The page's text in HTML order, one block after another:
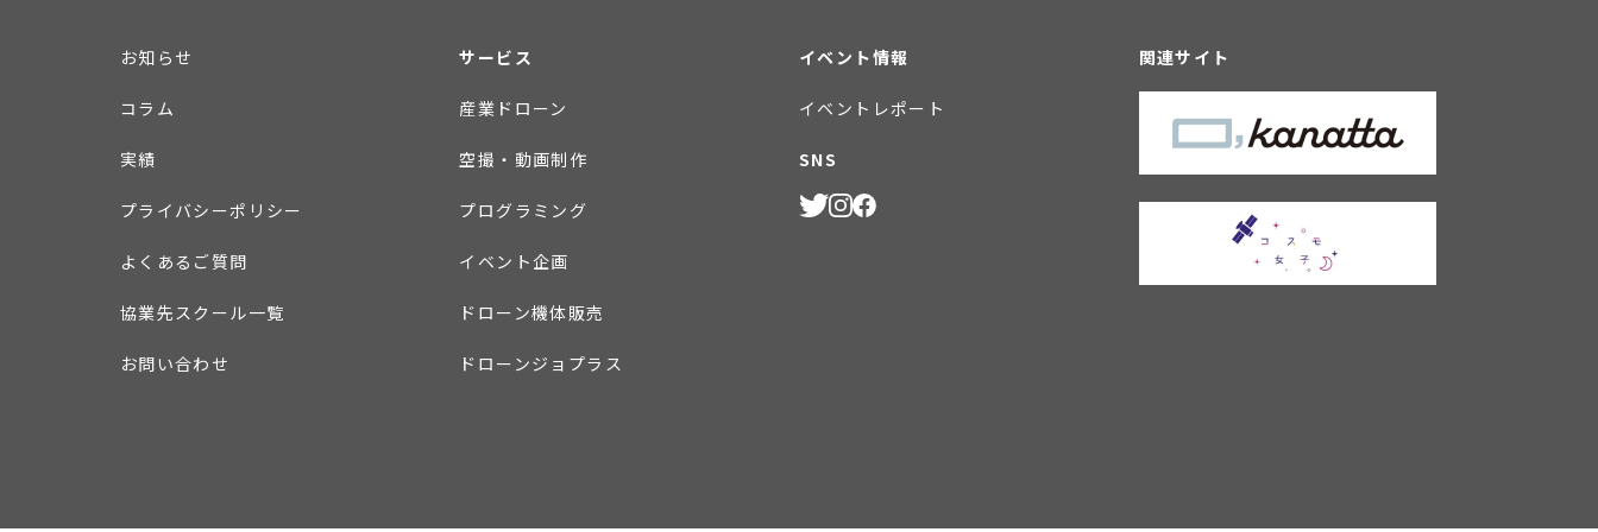
お知らせ
コラム
実績
プライバシーポリシー
よくあるご質問
協業先スクール一覧
お問い合わせ
サービス
産業ドローン
空撮・動画制作
プログラミング
イベント企画
ドローン機体販売
ドローンジョプラス
イベント情報
イベントレポート
SNS
関連サイト